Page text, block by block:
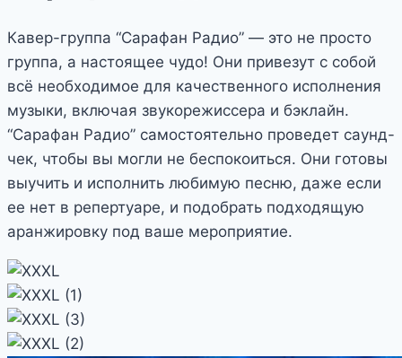
Кавер-группа “Сарафан Радио” — это не просто
группа, а настоящее чудо! Они привезут с собой
всё необходимое для качественного исполнения
музыки, включая звукорежиссера и бэклайн.
“Сарафан Радио” самостоятельно проведет саунд-
чек, чтобы вы могли не беспокоиться. Они готовы
выучить и исполнить любимую песню, даже если
ее нет в репертуаре, и подобрать подходящую
аранжировку под ваше мероприятие.